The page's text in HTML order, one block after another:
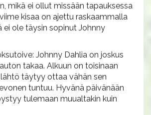
mikä ei ollut missään tapauksessa
kisaa on ajettu raskaammalla
ei ole täysin sopinut Johnny
Johnny Dahlia on joskus
takaa. Alkuun on toisinaan
lähtö täytyy ottaa vähän sen
tuntuu. Hyvänä päivänään
tulemaan muualtakin kuin